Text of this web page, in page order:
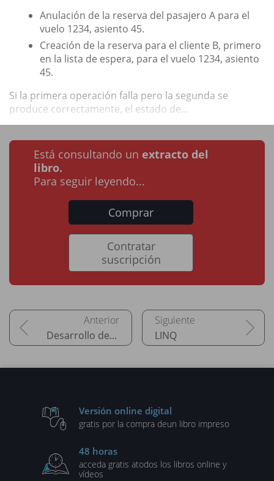
Anulación de la reserva del pasajero A para el
vuelo 1234, asiento 45.
Creación de la reserva para el cliente B, primero
en la lista de espera, para el vuelo 1234, asiento
45.
Si la primera operación falla pero la segunda se
produce correctamente, el estado de...
Está consultando un extracto del
libro.
Para seguir leyendo...
Comprar
Contratar
suscripción
Desarrollo de aplicaciones Windows LINQ
Versión online digital
gratis por la compra deun libro impreso
48 horas
acceda gratis atodos los libros online y
vídeos